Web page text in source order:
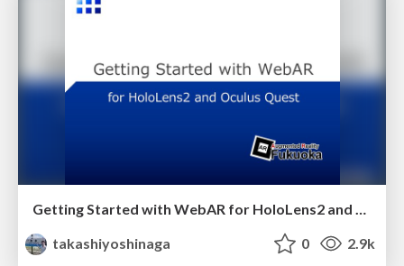
Getting Started with WebAR for HoloLens2 and Meta Quest
takashiyoshinaga
0 2.9k